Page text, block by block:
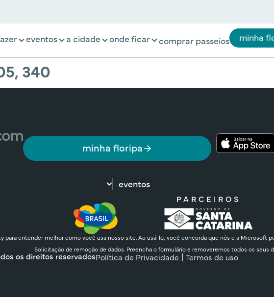
eventos a cidade onde ficar comprar passeios minha
340
minha floripa
eventos
PARCEIROS
para entender melhor como você usa nosso site. Ao usá-lo, você concorda que nós e a Microsoft
Solicitação de remoção de dados. Preencha o formulário e removeremos todos os seus
os direitos reservadosPolítica de Privacidade Termos de uso